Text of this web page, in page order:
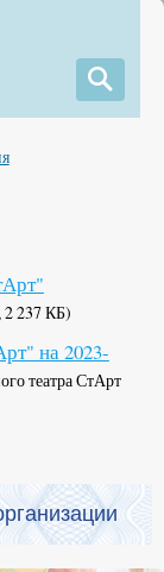
237 КБ)
на 2023-
театра СтАрт